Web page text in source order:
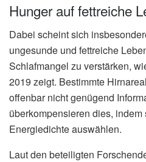
Hunger auf fettreiche
Dabei scheint sich
ungesunde und fettreiche
Schlafmangel zu verstärken,
2019 zeigt. Bestimmte
offenbar nicht genügend
überkompensieren dies,
Energiedichte auswählen.
Laut den beteiligten